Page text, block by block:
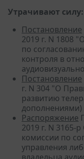
Утрачивают силу:
Постановление
2019 г. N 1808
по
контроля в
Постановление
г. N 304 "О
развитию
дополнениями)
Распоряжение
2019 г. N 3165-
комиссии по
управления